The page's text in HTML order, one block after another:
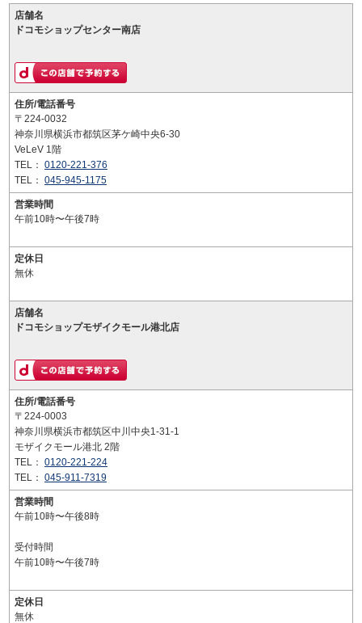
店舗名
ドコモショップセンター南店
住所/電話番号
〒224-0032
神奈川県横浜市都筑区茅ケ崎中央6-30
VeLeV 1階
TEL： 0120-221-376
TEL： 045-945-1175
営業時間
午前10時〜午後7時
定休日
無休
店舗名
ドコモショップモザイクモール港北店
住所/電話番号
〒224-0003
神奈川県横浜市都筑区中川中央1-31-1
モザイクモール港北 2階
TEL： 0120-221-224
TEL： 045-911-7319
営業時間
午前10時〜午後8時
受付時間
午前10時〜午後7時
定休日
無休